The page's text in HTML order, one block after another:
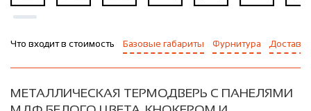
Что входит в стоимость Базовые габариты Фурнитура Доставка
МЕТАЛЛИЧЕСКАЯ ТЕРМОДВЕРЬ С ПАНЕЛЯМИ